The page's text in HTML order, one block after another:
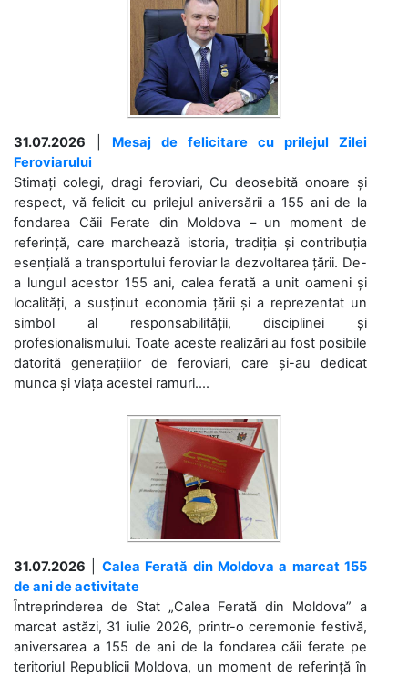
31.07.2026
Mesaj de felicitare cu prilejul Zilei
Feroviarului
Stimați colegi, dragi feroviari, Cu deosebită onoare și
respect, vă felicit cu prilejul aniversării a 155 ani de la
fondarea Căii Ferate din Moldova – un moment de
referință, care marchează istoria, tradiția și contribuția
esențială a transportului feroviar la dezvoltarea țării. De-
a lungul acestor 155 ani, calea ferată a unit oameni și
localități, a susținut economia țării și a reprezentat un
simbol al responsabilității, disciplinei și
profesionalismului. Toate aceste realizări au fost posibile
datorită generațiilor de feroviari, care și-au dedicat
munca și viața acestei ramuri....
31.07.2026
Calea Ferată din Moldova a marcat 155
de ani de activitate
Întreprinderea de Stat „Calea Ferată din Moldova” a
marcat astăzi, 31 iulie 2026, printr-o ceremonie festivă,
aniversarea a 155 de ani de la fondarea căii ferate pe
teritoriul Republicii Moldova, un moment de referință în